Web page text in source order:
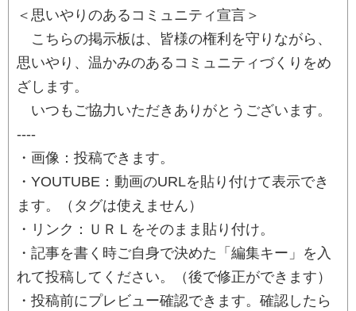
＜思いやりのあるコミュニティ宣言＞
こちらの掲示板は、皆様の権利を守りながら、
思いやり、温かみのあるコミュニティづくりをめ
ざします。
いつもご協力いただきありがとうございます。
----
・画像：投稿できます。
・YOUTUBE：動画のURLを貼り付けて表示でき
ます。（タグは使えません）
・リンク：ＵＲＬをそのまま貼り付け。
・記事を書く時ご自身で決めた「編集キー」を入
れて投稿してください。（後で修正ができます）
・投稿前にプレビュー確認できます。確認したら